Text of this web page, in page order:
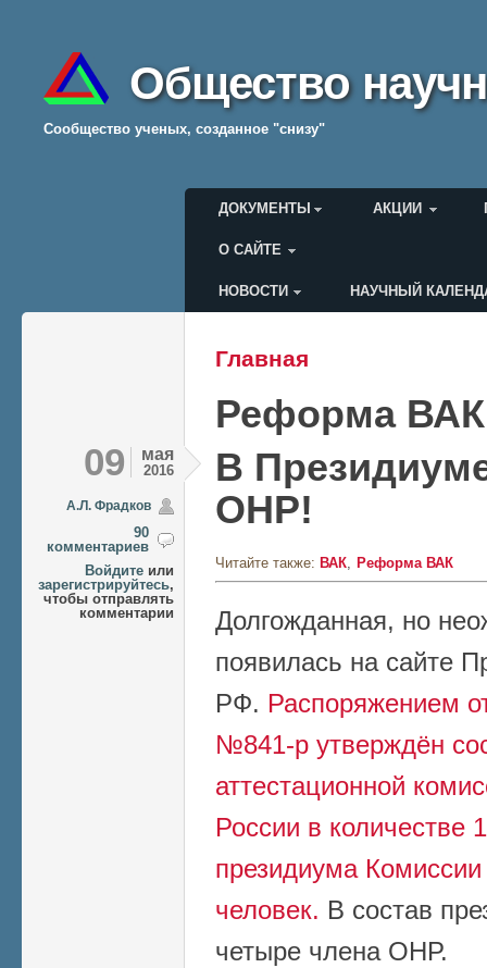
Общество
Cообщество ученых, созданное "снизу"
Главное меню
ДОКУМЕНТЫ АКЦИИ
О САЙТЕ
Меню пользователя
НОВОСТИ НАУЧНЫЙ
Вы здесь
Главная
Реформа ВАК
09 мая
2016
А.Л. Фрадков
90
комментариев
Войдите или
зарегистрируйтесь,
чтобы отправлять
комментарии
В
ОНР!
Читайте также: ВАК Реформа ВАК
Долгожданная, но
появилась на сайте
РФ. Распоряжением
№841-р утверждён
аттестационной
России в количестве
президиума
человек. В состав
четыре члена ОНР.